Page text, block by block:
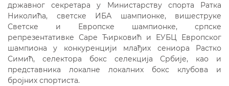
државног секретара у Министарству спорта Ратка
Николића, светске ИБА шампионке, вишеструке
Светске и Европске шампионке, српске
репрезентативке Саре Ћирковић и ЕУБЦ Европског
шампиона у конкуренцији млађих сениора Растко
Симић, селектора бокс селекција Србије, као и
представника локалне локалних бокс клубова и
бројних спортиста.